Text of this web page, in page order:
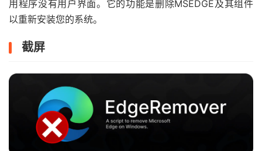
用程序没有用户界面。它的功能是删除MSEDGE及其组件
以重新安装您的系统。
截屏